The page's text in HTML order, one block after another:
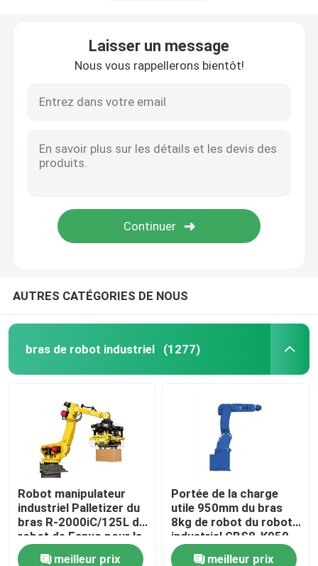
Laisser un message
Nous vous rappellerons bientôt!
AUTRES CATÉGORIES DE NOUS
bras de robot industriel (1277)
Robot manipulateur
industriel Palletizer du
bras R-2000iC/125L de
robot de Fanuc pour la
palletisation
meilleur prix
Portée de la charge
utile 950mm du bras
8kg de robot du robot
industriel GBS8-K950
de CNGBS pour la
meilleur prix